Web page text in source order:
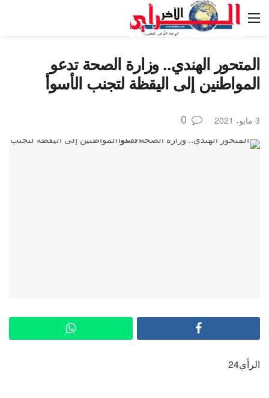
المتحور الهندي.. وزارة الصحة تدعو
المواطنين إلى اليقظة لتجنب الأسوأ
3 مايو، 2021 0
الرأي24